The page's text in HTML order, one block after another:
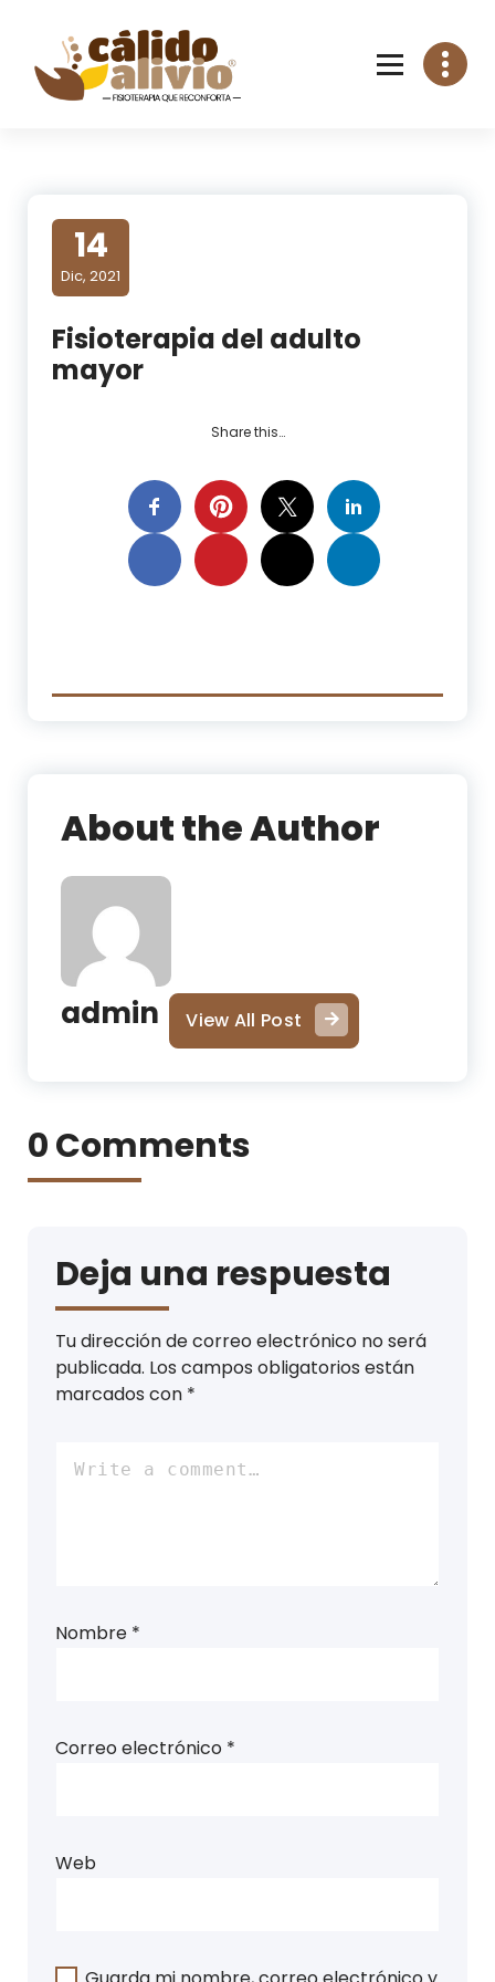
content
14
Dic, 2021
Fisioterapia del adulto
mayor
Share this…
About the Author
admin View All Post
0 Comments
Deja una respuesta
Tu dirección de correo electrónico no será
publicada. Los campos obligatorios están
marcados con *
Nombre *
Correo electrónico *
Web